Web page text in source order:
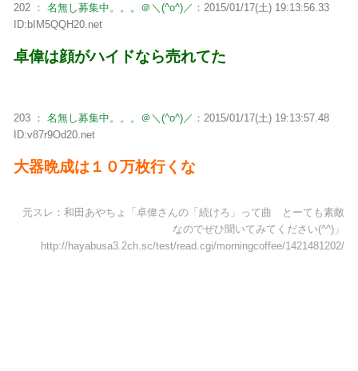
202 ： 名無し募集中。。。＠＼(^o^)／ ：2015/01/17(土) 19:13:56.33
ID:bIM5QQH20.net
卓偉は顔がハイドなら売れてた
203 ： 名無し募集中。。。＠＼(^o^)／ ：2015/01/17(土) 19:13:57.48
ID:v87r9Od20.net
大器晩成は１０万枚行くな
元スレ：和田あやちょ「卓偉さんの「続けろ」って曲 とーても素敵
なのでぜひ聞いてみてください(^^)」
http://hayabusa3.2ch.sc/test/read.cgi/morningcoffee/1421481202/